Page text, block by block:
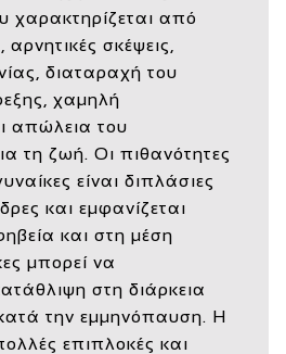
χαρακτηρίζεται από
σκέψεις,
διαταραχή του
χαμηλή
απώλεια του
τη ζωή. Οι πιθανότητες
είναι διπλάσιες
και εμφανίζεται
και στη μέση
μπορεί να
στη διάρκεια
την εμμηνόπαυση. Η
επιπλοκές και